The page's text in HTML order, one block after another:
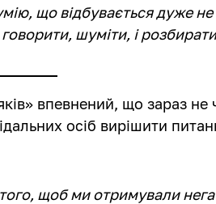
що відбувається дуже не
шуміти, і
впевнений, що зараз не
осіб вирішити
щоб ми отримували